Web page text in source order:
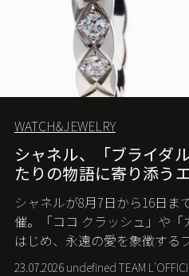
WATCH&JEWELRY
シャネル、「ブライダ
たりの物語に寄り添う
シャネルが8月7日から16日ま
催。「ココ クラッシュ」や
はじめ、永遠の愛を象徴する
23.07.2026 undefined TEAM